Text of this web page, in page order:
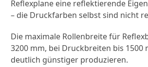
Reflexplane eine reflektierende
– die Druckfarben selbst sind nicht
Die maximale Rollenbreite für
3200 mm, bei Druckbreiten bis 1500
deutlich günstiger produzieren.